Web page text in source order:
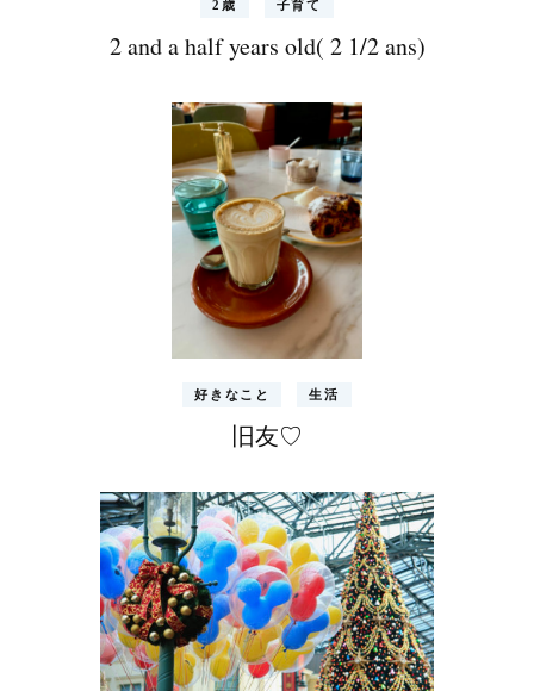
2歳 子育て
2 and a half years old( 2 1/2 ans)
好きなこと 生活
旧友♡